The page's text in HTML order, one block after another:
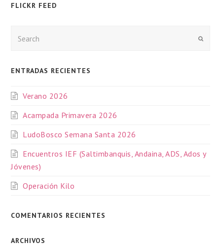
FLICKR FEED
Enviar
ENTRADAS RECIENTES
Verano 2026
Acampada Primavera 2026
LudoBosco Semana Santa 2026
Encuentros IEF (Saltimbanquis, Andaina, ADS, Ados y
Jóvenes)
Operación Kilo
COMENTARIOS RECIENTES
ARCHIVOS